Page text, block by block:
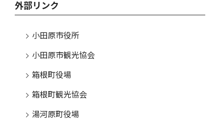
外部リンク
小田原市役所
小田原市観光協会
箱根町役場
箱根町観光協会
湯河原町役場